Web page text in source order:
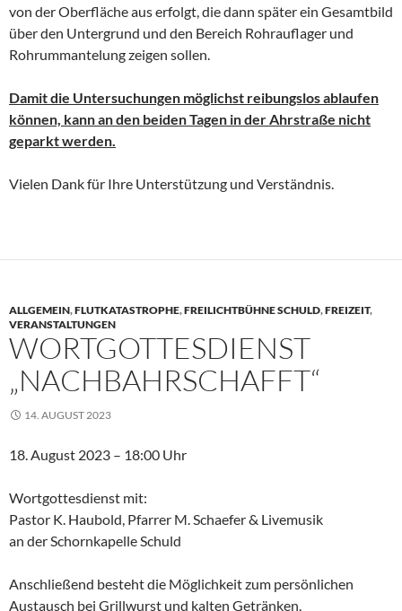
von der Oberfläche aus erfolgt, die dann später ein Gesamtbild
über den Untergrund und den Bereich Rohrauflager und
Rohrummantelung zeigen sollen.
Damit die Untersuchungen möglichst reibungslos ablaufen
können, kann an den beiden Tagen in der Ahrstraße nicht
geparkt werden.
Vielen Dank für Ihre Unterstützung und Verständnis.
ALLGEMEIN,FLUTKATASTROPHE,FREILICHTBÜHNE SCHULD,FREIZEIT,
VERANSTALTUNGEN
WORTGOTTESDIENST
„NACHBAHRSCHAFFT“
14. AUGUST 2023
18. August 2023 – 18:00 Uhr
Wortgottesdienst mit:
Pastor K. Haubold, Pfarrer M. Schaefer & Livemusik
an der Schornkapelle Schuld
Anschließend besteht die Möglichkeit zum persönlichen
Austausch bei Grillwurst und kalten Getränken.